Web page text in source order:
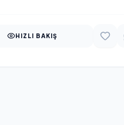
HIZLI BAKIŞ